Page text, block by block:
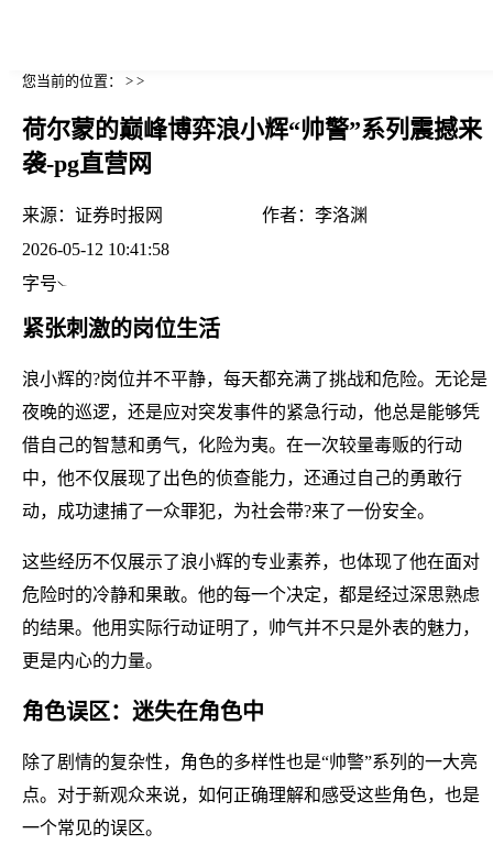
您当前的位置： > >
荷尔蒙的巅峰博弈浪小辉“帅警”系列震撼来
袭-pg直营网
来源： 证券时报网 作者： 李洛渊
2026-05-12 10:41:58
字号
紧张刺激的岗位生活
浪小辉的?岗位并不平静，每天都充满了挑战和危险。无论是
夜晚的巡逻，还是应对突发事件的紧急行动，他总是能够凭
借自己的智慧和勇气，化险为夷。在一次较量毒贩的行动
中，他不仅展现了出色的侦查能力，还通过自己的勇敢行
动，成功逮捕了一众罪犯，为社会带?来了一份安全。
这些经历不仅展示了浪小辉的专业素养，也体现了他在面对
危险时的冷静和果敢。他的每一个决定，都是经过深思熟虑
的结果。他用实际行动证明了，帅气并不只是外表的魅力，
更是内心的力量。
角色误区：迷失在角色中
除了剧情的复杂性，角色的多样性也是“帅警”系列的一大亮
点。对于新观众来说，如何正确理解和感受这些角色，也是
一个常见的误区。